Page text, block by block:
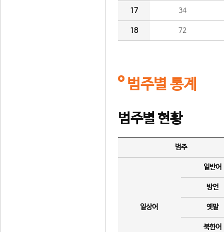
17 34
18 72
범주별 통계
범주별 현황
범주
일상어
일반어
방언
옛말
북한어